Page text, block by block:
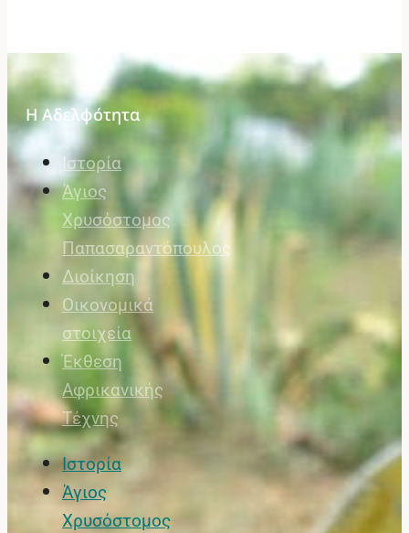
Η Αδελφότητα
Ιστορία
Άγιος
Χρυσόστομος
Παπασαραντόπουλος
Διοίκηση
Οικονομικά
στοιχεία
Έκθεση
Αφρικανικής
Τέχνης
Ιστορία
Άγιος
Χρυσόστομος